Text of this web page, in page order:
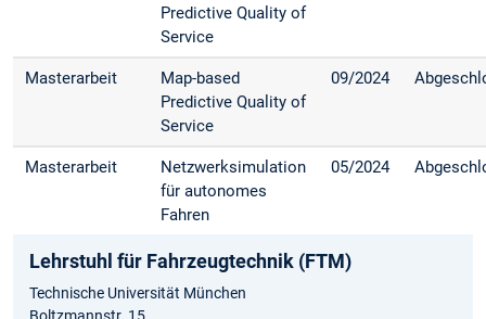
Predictive Quality of
Service
Masterarbeit
Map-based
Predictive Quality of
Service
09/2024
Masterarbeit
Netzwerksimulation
für autonomes
Fahren
05/2024
Lehrstuhl für Fahrzeugtechnik (FTM)
Technische Universität München
Boltzmannstr. 15